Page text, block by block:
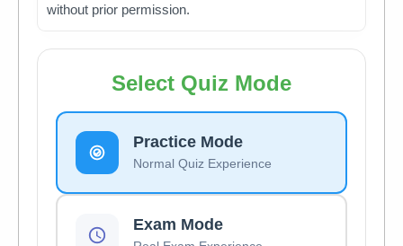
without prior permission.
Select Quiz Mode
Practice Mode
Normal Quiz Experience
Exam Mode